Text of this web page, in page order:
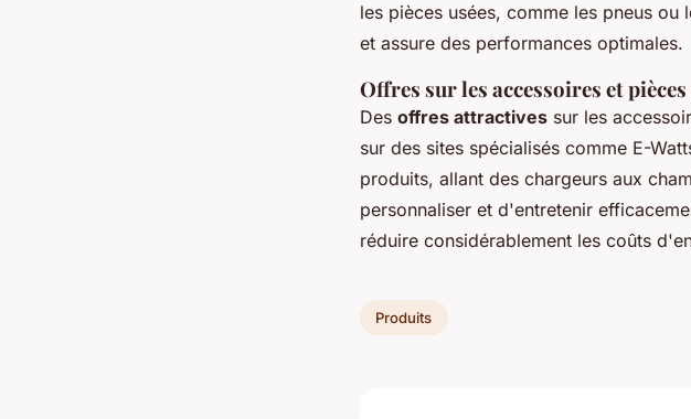
les pièces usées, comme les pneus
et assure des performances optimales.
Offres sur les accessoires et
Des offres attractives sur les
sur des sites spécialisés comme E-
produits, allant des chargeurs aux
personnaliser et d'entretenir
réduire considérablement les coûts
Produits